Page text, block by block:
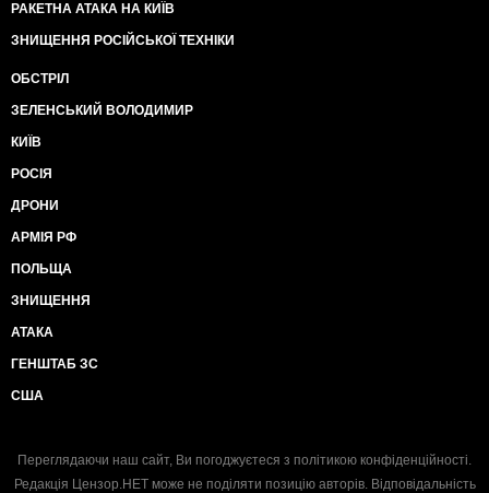
РАКЕТНА АТАКА НА КИЇВ
ЗНИЩЕННЯ РОСІЙСЬКОЇ ТЕХНІКИ
ОБСТРІЛ
ЗЕЛЕНСЬКИЙ ВОЛОДИМИР
КИЇВ
РОСІЯ
ДРОНИ
АРМІЯ РФ
ПОЛЬЩА
ЗНИЩЕННЯ
АТАКА
ГЕНШТАБ ЗС
США
Переглядаючи наш сайт, Ви погоджуєтеся з політикою конфіденційності.
Редакція Цензор.НЕТ може не поділяти позицію авторів. Відповідальність